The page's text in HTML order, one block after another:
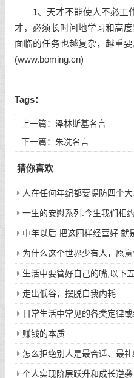
1、天才不能使人不必工
才，必须长时间地学习和高
面临的任务也越复杂，越重
(www.boming.cn)
Tags：
上一篇： 泽林斯基名言
下一篇： 朱冼名言
猜你喜欢
人在任何年纪都要提防四个
一生的安慰系列:今生我们相
次的回眸才换来今生的相遇
中年以后 把这四样经营好 就
为什么这个世界少有人，愿意
生活中要管好自己的嘴,以下
走出低谷，摆脱自我内耗
日常生活中常见的各类定律
赚钱的本质
怎么拒绝别人是最合适、最
个人实现阶层跃升和成长逆